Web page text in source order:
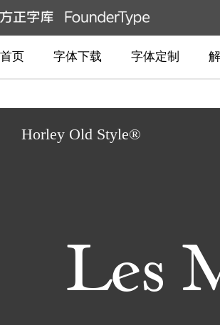
首页 字体下载 字体定制
Horley Old Style®
Les